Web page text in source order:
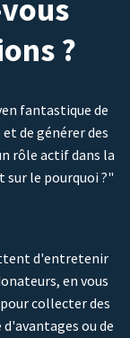
?
fantastique de
de générer des
rôle actif dans la
sur le pourquoi ?"
d'entretenir
en vous
collecter des
ou de